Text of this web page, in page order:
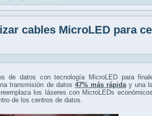
cables MicroLED para
de datos con tecnología MicroLED para
transmisión de datos 47% más rápiday una
los láseres con MicroLEDs
de los centros de datos.